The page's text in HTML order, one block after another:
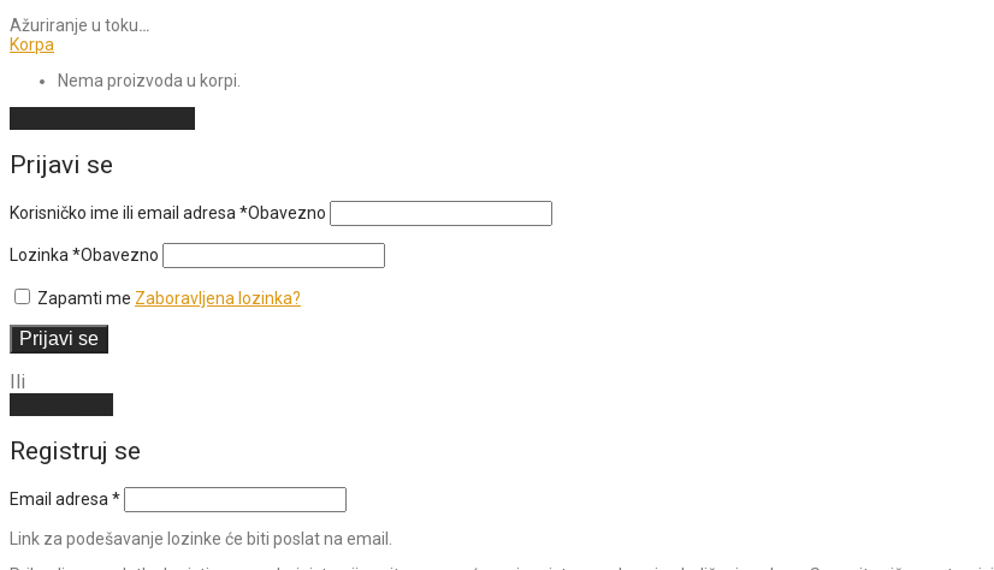
Ažuriranje u toku…
Korpa
Nema proizvoda u korpi.
Prijavi se
Korisničko ime ili email adresa *Obavezno
Lozinka *Obavezno
Zapamti me Zaboravljena lozinka?
Prijavi se
Ili
Registruj se
Email adresa *
Link za podešavanje lozinke će biti poslat na email.